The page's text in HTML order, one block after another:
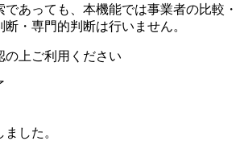
あっても、本機能では事業者の比較・
・専門的判断は行いません。
の上ご利用ください
した。